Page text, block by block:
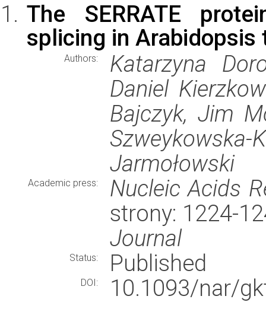
The SERRATE
splicing in Arabidopsis
Authors:
Katarzyna
Daniel
Bajczyk, Jim
Szweykowska-
Jarmołowski
Academic press:
Nucleic Acids
strony: 1224-
Journal
Status: Published
DOI:
10.1093/nar/